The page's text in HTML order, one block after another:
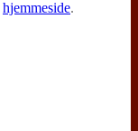
hjemmeside.